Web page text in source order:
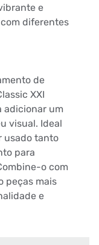
e
diferentes
de
XXI
adicionar um
visual. Ideal
usado tanto
para
o com
peças mais
e